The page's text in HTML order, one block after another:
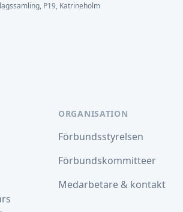
P19, Katrineholm
ORGANISATION
Förbundsstyrelsen
Förbundskommitteer
Medarbetare & kontakt